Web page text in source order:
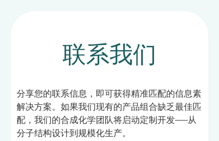
联系我们
分享您的联系信息，即可获得精准匹配的信息素
解决方案。如果我们现有的产品组合缺乏最佳匹
配，我们的合成化学团队将启动定制开发——从
分子结构设计到规模化生产。